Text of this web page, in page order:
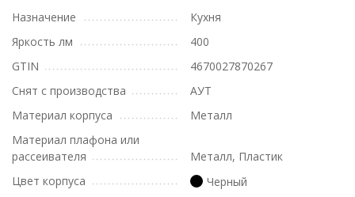
Назначение
Кухня
Яркость лм
400
GTIN
4670027870267
Снят с производства
АУТ
Материал корпуса
Металл
Материал плафона или
рассеивателя
Металл, Пластик
Цвет корпуса
Черный